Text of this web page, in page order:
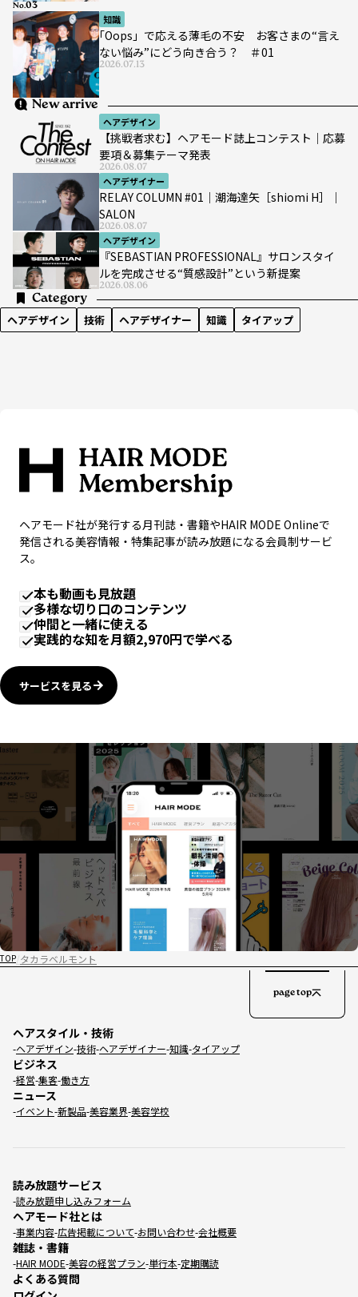
知識
｢Oops」で応える薄毛の不安 お客さまの“言え
ない悩み”にどう向き合う？ ＃01
2026.07.13
No.
New arrive
ヘアデザイン
【挑戦者求む】ヘアモード誌上コンテスト｜応募
要項＆募集テーマ発表
2026.08.07
ヘアデザイナー
RELAY COLUMN #01｜潮海達矢［shiomi H］｜
SALON
2026.08.07
ヘアデザイン
『SEBASTIAN PROFESSIONAL』サロンスタイ
ルを完成させる“質感設計”という新提案
2026.08.06
Category
ヘアデザイン 技術 ヘアデザイナー 知識 タイアップ
ヘアモード社が発行する月刊誌・書籍やHAIR MODE Onlineで
発信される美容情報・特集記事が読み放題になる会員制サービ
ス。
本も動画も見放題
多様な切り口のコンテンツ
仲間と一緒に使える
実践的な知を月額2,970円で学べる
サービスを見る
TOP タカラベルモント
ヘアスタイル・技術
ヘアデザイン 技術 ヘアデザイナー 知識 タイアップ
ビジネス
経営 集客 働き方
ニュース
イベント 新製品 美容業界 美容学校
読み放題サービス
読み放題申し込みフォーム
ヘアモード社とは
事業内容 広告掲載について お問い合わせ 会社概要
雑誌・書籍
HAIR MODE 美容の経営プラン 単行本 定期購読
よくある質問
page top